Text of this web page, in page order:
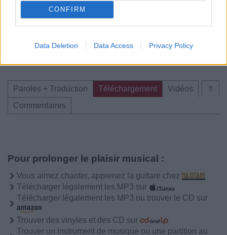
CONFIRM
Data Deletion Data Access Privacy Policy
Chanteurs : Fall Out Boy
⇑
Paroles + Traduction Téléchargement
Vidéos
Commentaires
Pour prolonger le plaisir musical :
Vous aimez chanter, apprenez la guitare chez
Télécharger légalement les MP3 sur
Télécharger légalement les MP3 ou trouver le CD sur
Trouver des vinyles et des CD sur
Trouver un instrument de musique ou une partition au